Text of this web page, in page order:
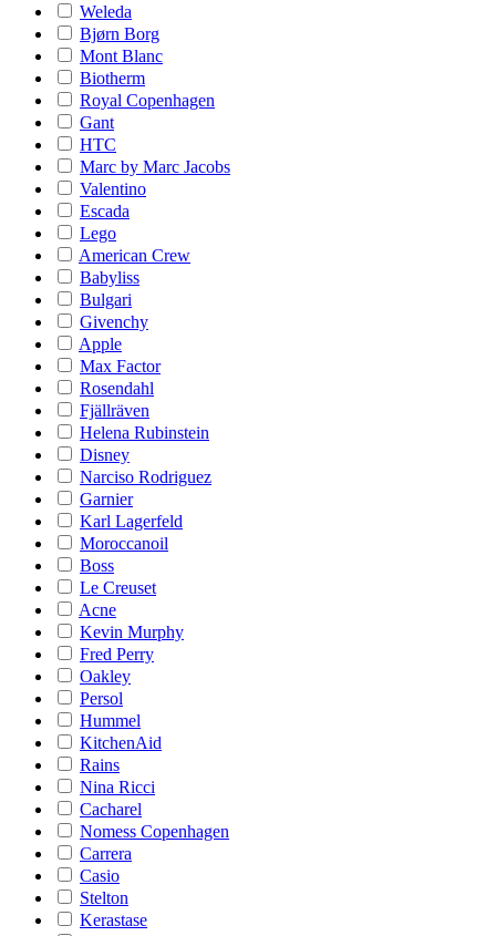
Weleda
Bjørn Borg
Mont Blanc
Biotherm
Royal Copenhagen
Gant
HTC
Marc by Marc Jacobs
Valentino
Escada
Lego
American Crew
Babyliss
Bulgari
Givenchy
Apple
Max Factor
Rosendahl
Fjällräven
Helena Rubinstein
Disney
Narciso Rodriguez
Garnier
Karl Lagerfeld
Moroccanoil
Boss
Le Creuset
Acne
Kevin Murphy
Fred Perry
Oakley
Persol
Hummel
KitchenAid
Rains
Nina Ricci
Cacharel
Nomess Copenhagen
Carrera
Casio
Stelton
Kerastase